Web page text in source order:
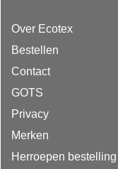
Over Ecotex
Bestellen
Contact
GOTS
Privacy
Merken
Herroepen bestelling